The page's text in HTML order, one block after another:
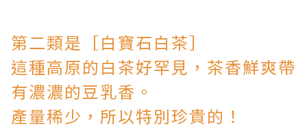
第二類是［白寶石白茶］
這種高原的白茶好罕見，茶香鮮爽帶
有濃濃的豆乳香。
產量稀少，所以特別珍貴的！